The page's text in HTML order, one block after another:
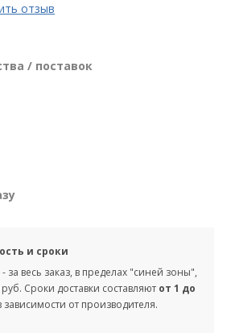
отзыв
/ поставок
и сроки
- за весь заказ, в пределах "синей зоны",
Сроки доставки составляют от 1 до
зависимости от производителя.